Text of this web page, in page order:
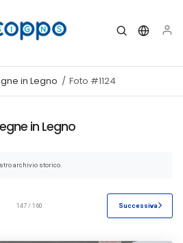
in Legno Foto #1124
in Legno
archivio storico.
147 / 160 Successiva